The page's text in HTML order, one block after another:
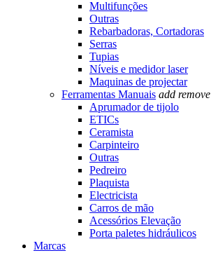
Multifunções
Outras
Rebarbadoras, Cortadoras
Serras
Tupias
Níveis e medidor laser
Maquinas de projectar
Ferramentas Manuais add remove
Aprumador de tijolo
ETICs
Ceramista
Carpinteiro
Outras
Pedreiro
Plaquista
Electricista
Carros de mão
Acessórios Elevação
Porta paletes hidráulicos
Marcas